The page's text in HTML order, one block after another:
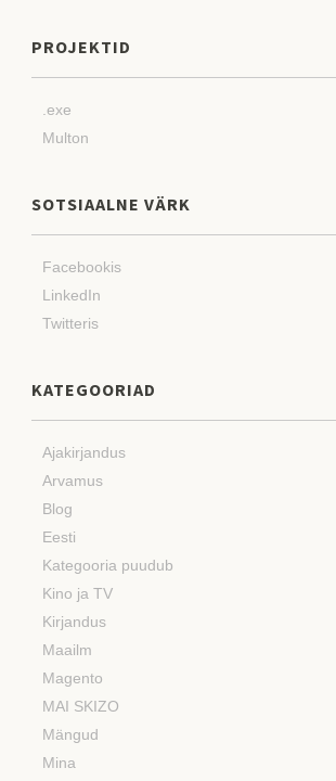
PROJEKTID
.exe
Multon
SOTSIAALNE VÄRK
Facebookis
LinkedIn
Twitteris
KATEGOORIAD
Ajakirjandus
Arvamus
Blog
Eesti
Kategooria puudub
Kino ja TV
Kirjandus
Maailm
Magento
MAI SKIZO
Mängud
Mina